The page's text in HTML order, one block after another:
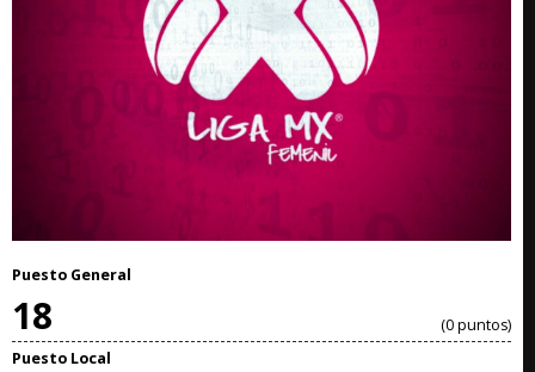
Puesto General
18
(0 puntos)
Puesto Local